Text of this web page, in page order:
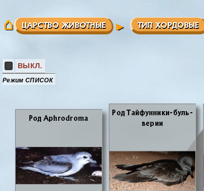
ЦАРСТВО ЖИВОТНЫЕ ТИП ХОРДОВЫЕ
ВЫКЛ.
Режим СПИСОК
Род Aphrodroma
Род Тай­фун­ни­ки-буль­
ве­рии